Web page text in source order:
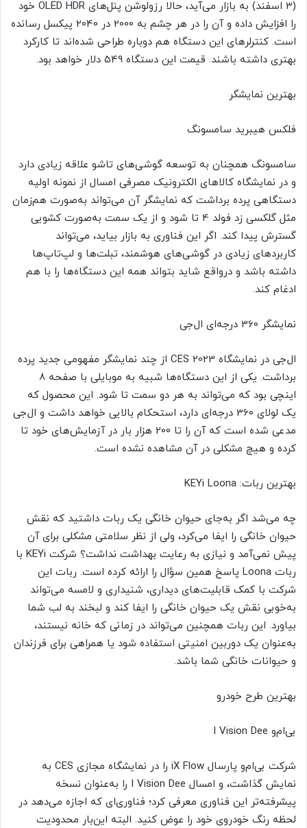
(3 اسفند) به بازار می‌آید، حالا رزولوشن پنل‌های OLED HDR خود
را افزایش داده و آن را در هر چشم به 2000 در 2040 پیکسل رسانده
است. کنترلرهای این دستگاه هم دوباره طراحی شده‌اند تا کارکرد
بهتری داشته باشند. قیمت این دستگاه 549 دلار خواهد بود.
بهترین نمایشگر
فلکس هیبرید سامسونگ
سامسونگ همچنان به توسعه گوشی‌های تاشو علاقه زیادی دارد
و در نمایشگاه کالاهای الکترونیک مصرفی امسال از نمونه اولیه
دستگاهی پرده برداشت که نمایشگر آن می‌تواند به‌صورت هم‌زمان
مثل گلکسی زد فولد 4 تا شود و از یک سمت به‌صورت کشویی
گسترش پیدا کند. اگر این فناوری به بازار بیاید، می‌تواند
کاربردهای زیادی در گوشی‌های هوشمند، تبلت‌ها و لپ‌تاپ‌ها
داشته باشد و در‌واقع شاید بتواند همه این دستگاه‌ها را با هم
ادغام کند.
نمایشگر 360 درجه‌ای ال‌جی
ال‌جی در نمایشگاه CES 2023 از چند نمایشگر مفهومی جدید پرده
برداشت. یکی از این دستگاه‌ها شبیه به موبایلی با صفحه 8
اینچی بود که می‌تواند به هر دو سمت تا شود. این محصول که
یک لولای 360 درجه‌ای دارد، استحکام بالایی خواهد داشت و ال‌جی
مدعی شده است که آن را تا 200 هزار بار در آزمایش‌های خود تا
کرده و هیچ مشکلی در آن مشاهده نشده است.
بهترین ربات: KEYi Loona
چه می‌شد اگر به‌جای حیوان خانگی یک ربات داشتید که نقش
حیوان خانگی را ایفا می‌کرد، ولی از نظر سلامتی مشکلی برای آن
پیش نمی‌آمد و نیازی به رعایت بهداشت نداشت؟ شرکت KEYi با
ربات Loona پاسخ همین سؤال را ارائه کرده است. ربات این
شرکت با کمک قابلیت‌های دیداری، شنیداری و لامسه می‌تواند
به‌خوبی نقش یک حیوان خانگی را ایفا کند و لبخند به لب شما
بیاورد. این ربات همچنین می‌تواند در زمانی که خانه نیستند،
به‌عنوان یک دوربین امنیتی استفاده شود یا همراهی برای فرزندان
و حیوانات خانگی شما باشد.
بهترین طرح خودرو
بی‌ام‌و I Vision Dee
شرکت بی‌ام‌و پارسال iX Flow را در نمایشگاه مجازی CES به
نمایش گذاشت، و امسال I Vision Dee را به‌عنوان نسخه
پیشرفته‌تر این فناوری معرفی کرد؛ فناوری‌ای که اجازه می‌دهد در
لحظه رنگ خودروی خود را عوض کنید. البته این‌بار محدودیت